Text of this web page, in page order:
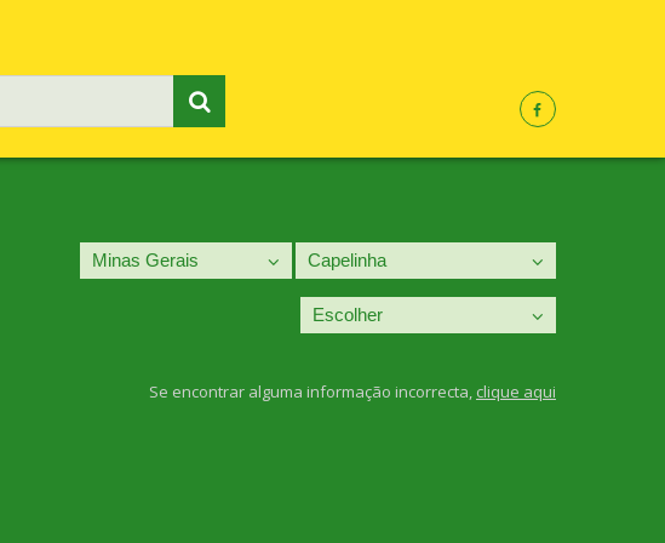
Se encontrar alguma informação incorrecta, clique aqui